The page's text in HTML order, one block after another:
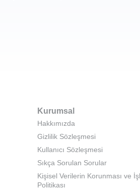
Kurumsal
Hakkımızda
Gizlilik Sözleşmesi
Kullanıcı Sözleşmesi
Sıkça Sorulan Sorular
Kişisel Verilerin Korunması ve
Politikası